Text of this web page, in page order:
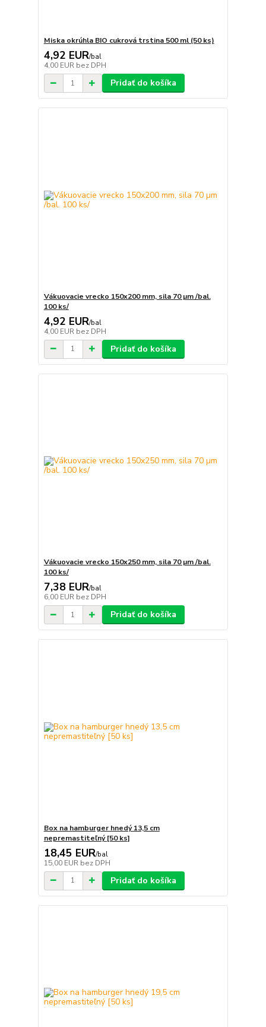
Miska okrúhla BIO cukrová trstina 500 ml (50 ks)
4,92 EUR/bal
4,00 EUR bez DPH
Pridať do košíka
Vákuovacie vrecko 150x200 mm, sila 70 µm /bal.
100 ks/
4,92 EUR/bal
4,00 EUR bez DPH
Pridať do košíka
Vákuovacie vrecko 150x250 mm, sila 70 µm /bal.
100 ks/
7,38 EUR/bal
6,00 EUR bez DPH
Pridať do košíka
Box na hamburger hnedý 13,5 cm
nepremastiteľný [50 ks]
18,45 EUR/bal
15,00 EUR bez DPH
Pridať do košíka